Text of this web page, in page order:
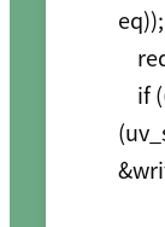
eq));